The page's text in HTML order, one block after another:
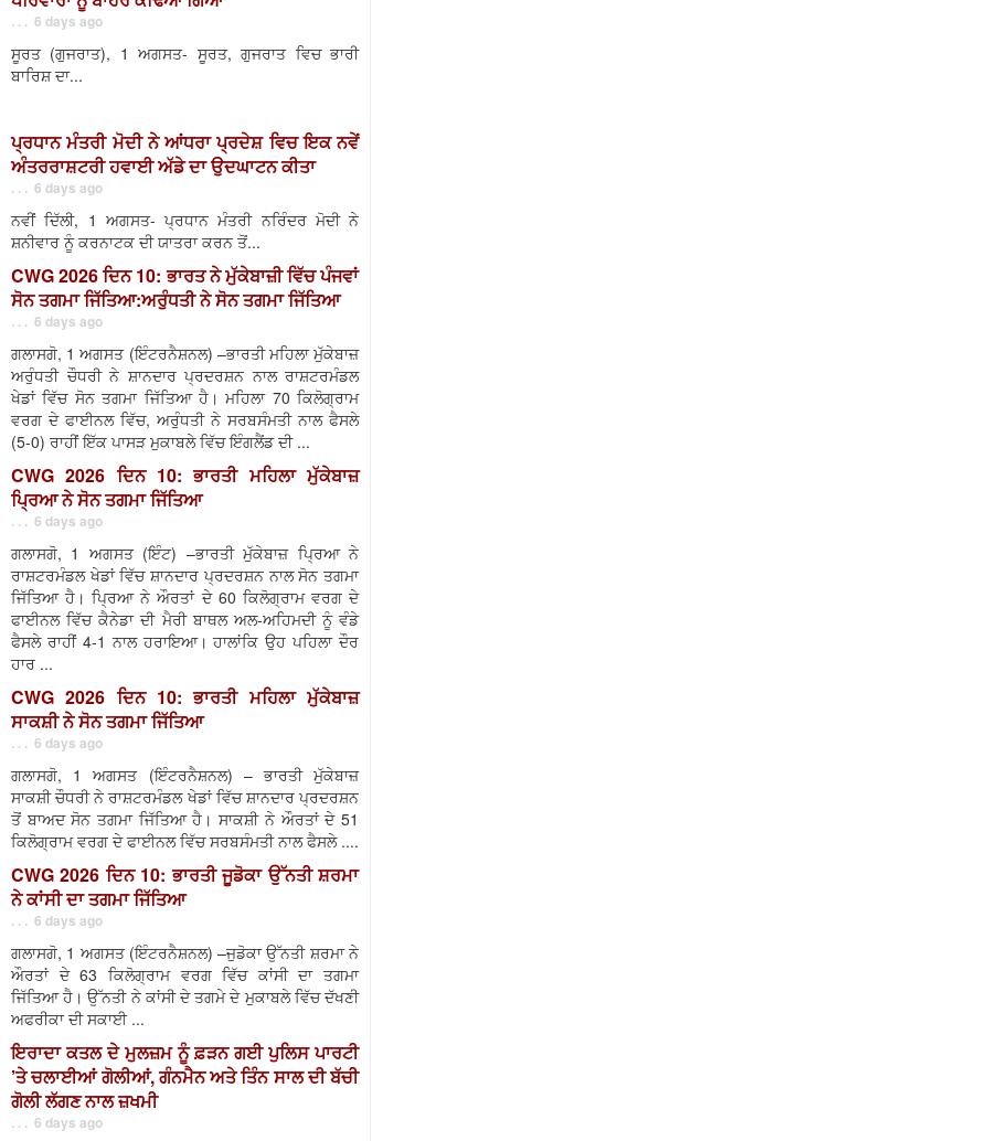
. . . 6 days ago
ਸੂਰਤ (ਗੁਜਰਾਤ), 1 ਅਗਸਤ- ਸੂਰਤ, ਗੁਜਰਾਤ ਵਿਚ ਭਾਰੀ
ਬਾਰਿਸ਼ ਦਾ...
ਪ੍ਰਧਾਨ ਮੰਤਰੀ ਮੋਦੀ ਨੇ ਆਂਧਰਾ ਪ੍ਰਦੇਸ਼ ਵਿਚ ਇਕ ਨਵੇਂ
ਅੰਤਰਰਾਸ਼ਟਰੀ ਹਵਾਈ ਅੱਡੇ ਦਾ ਉਦਘਾਟਨ ਕੀਤਾ
. . . 6 days ago
ਨਵੀਂ ਦਿੱਲੀ, 1 ਅਗਸਤ- ਪ੍ਰਧਾਨ ਮੰਤਰੀ ਨਰਿੰਦਰ ਮੋਦੀ ਨੇ
ਸ਼ਨੀਵਾਰ ਨੂੰ ਕਰਨਾਟਕ ਦੀ ਯਾਤਰਾ ਕਰਨ ਤੋਂ...
CWG 2026 ਦਿਨ 10: ਭਾਰਤ ਨੇ ਮੁੱਕੇਬਾਜ਼ੀ ਵਿੱਚ ਪੰਜਵਾਂ
ਸੋਨ ਤਗਮਾ ਜਿੱਤਿਆ:ਅਰੁੰਧਤੀ ਨੇ ਸੋਨ ਤਗਮਾ ਜਿੱਤਿਆ
. . . 6 days ago
ਗਲਾਸਗੋ, 1 ਅਗਸਤ (ਇੰਟਰਨੈਸ਼ਨਲ) –ਭਾਰਤੀ ਮਹਿਲਾ ਮੁੱਕੇਬਾਜ਼
ਅਰੁੰਧਤੀ ਚੌਧਰੀ ਨੇ ਸ਼ਾਨਦਾਰ ਪ੍ਰਦਰਸ਼ਨ ਨਾਲ ਰਾਸ਼ਟਰਮੰਡਲ
ਖੇਡਾਂ ਵਿੱਚ ਸੋਨ ਤਗਮਾ ਜਿੱਤਿਆ ਹੈ। ਮਹਿਲਾ 70 ਕਿਲੋਗ੍ਰਾਮ
ਵਰਗ ਦੇ ਫਾਈਨਲ ਵਿੱਚ, ਅਰੁੰਧਤੀ ਨੇ ਸਰਬਸੰਮਤੀ ਨਾਲ ਫੈਸਲੇ
(5-0) ਰਾਹੀਂ ਇੱਕ ਪਾਸੜ ਮੁਕਾਬਲੇ ਵਿੱਚ ਇੰਗਲੈਂਡ ਦੀ ...
CWG 2026 ਦਿਨ 10: ਭਾਰਤੀ ਮਹਿਲਾ ਮੁੱਕੇਬਾਜ਼
ਪ੍ਰਿਆ ਨੇ ਸੋਨ ਤਗਮਾ ਜਿੱਤਿਆ
. . . 6 days ago
ਗਲਾਸਗੋ, 1 ਅਗਸਤ (ਇੰਟ) –ਭਾਰਤੀ ਮੁੱਕੇਬਾਜ਼ ਪ੍ਰਿਆ ਨੇ
ਰਾਸ਼ਟਰਮੰਡਲ ਖੇਡਾਂ ਵਿੱਚ ਸ਼ਾਨਦਾਰ ਪ੍ਰਦਰਸ਼ਨ ਨਾਲ ਸੋਨ ਤਗਮਾ
ਜਿੱਤਿਆ ਹੈ। ਪ੍ਰਿਆ ਨੇ ਔਰਤਾਂ ਦੇ 60 ਕਿਲੋਗ੍ਰਾਮ ਵਰਗ ਦੇ
ਫਾਈਨਲ ਵਿੱਚ ਕੈਨੇਡਾ ਦੀ ਮੈਰੀ ਬਾਥਲ ਅਲ-ਅਹਿਮਦੀ ਨੂੰ ਵੰਡੇ
ਫੈਸਲੇ ਰਾਹੀਂ 4-1 ਨਾਲ ਹਰਾਇਆ। ਹਾਲਾਂਕਿ ਉਹ ਪਹਿਲਾ ਦੌਰ
ਹਾਰ ...
CWG 2026 ਦਿਨ 10: ਭਾਰਤੀ ਮਹਿਲਾ ਮੁੱਕੇਬਾਜ਼
ਸਾਕਸ਼ੀ ਨੇ ਸੋਨ ਤਗਮਾ ਜਿੱਤਿਆ
. . . 6 days ago
ਗਲਾਸਗੋ, 1 ਅਗਸਤ (ਇੰਟਰਨੈਸ਼ਨਲ) – ਭਾਰਤੀ ਮੁੱਕੇਬਾਜ਼
ਸਾਕਸ਼ੀ ਚੌਧਰੀ ਨੇ ਰਾਸ਼ਟਰਮੰਡਲ ਖੇਡਾਂ ਵਿੱਚ ਸ਼ਾਨਦਾਰ ਪ੍ਰਦਰਸ਼ਨ
ਤੋਂ ਬਾਅਦ ਸੋਨ ਤਗਮਾ ਜਿੱਤਿਆ ਹੈ। ਸਾਕਸ਼ੀ ਨੇ ਔਰਤਾਂ ਦੇ 51
ਕਿਲੋਗ੍ਰਾਮ ਵਰਗ ਦੇ ਫਾਈਨਲ ਵਿੱਚ ਸਰਬਸੰਮਤੀ ਨਾਲ ਫੈਸਲੇ ....
CWG 2026 ਦਿਨ 10: ਭਾਰਤੀ ਜੂਡੋਕਾ ਉੱਨਤੀ ਸ਼ਰਮਾ
ਨੇ ਕਾਂਸੀ ਦਾ ਤਗਮਾ ਜਿੱਤਿਆ
. . . 6 days ago
ਗਲਾਸਗੋ, 1 ਅਗਸਤ (ਇੰਟਰਨੈਸ਼ਨਲ) –ਜੁਡੋਕਾ ਉੱਨਤੀ ਸ਼ਰਮਾ ਨੇ
ਔਰਤਾਂ ਦੇ 63 ਕਿਲੋਗ੍ਰਾਮ ਵਰਗ ਵਿੱਚ ਕਾਂਸੀ ਦਾ ਤਗਮਾ
ਜਿੱਤਿਆ ਹੈ। ਉੱਨਤੀ ਨੇ ਕਾਂਸੀ ਦੇ ਤਗਮੇ ਦੇ ਮੁਕਾਬਲੇ ਵਿੱਚ ਦੱਖਣੀ
ਅਫਰੀਕਾ ਦੀ ਸਕਾਈ ...
ਇਰਾਦਾ ਕਤਲ ਦੇ ਮੁਲਜ਼ਮ ਨੂੰ ਫ਼ੜਨ ਗਈ ਪੁਲਿਸ ਪਾਰਟੀ
’ਤੇ ਚਲਾਈਆਂ ਗੋਲੀਆਂ, ਗੰਨਮੈਨ ਅਤੇ ਤਿੰਨ ਸਾਲ ਦੀ ਬੱਚੀ
ਗੋਲੀ ਲੱਗਣ ਨਾਲ ਜ਼ਖਮੀ
. . . 6 days ago